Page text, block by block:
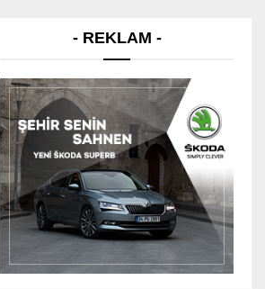
- REKLAM -